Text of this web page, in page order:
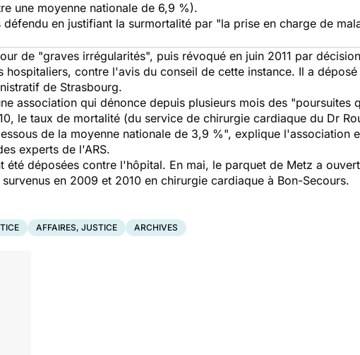
une moyenne nationale de 6,9 %).
en justifiant la surmortalité par "la prise en charge de
de "graves irrégularités", puis révoqué en juin 2011 par
hospitaliers, contre l'avis du conseil de cette instance. Il a
de Strasbourg.
association qui dénonce depuis plusieurs mois des "poursuites
le taux de mortalité (du service de chirurgie cardiaque du Dr
de la moyenne nationale de 3,9 %", explique l'association
experts de l'ARS.
été déposées contre l'hôpital. En mai, le parquet de Metz a
en 2009 et 2010 en chirurgie cardiaque à Bon-Secours.
AFFAIRES, JUSTICE ARCHIVES